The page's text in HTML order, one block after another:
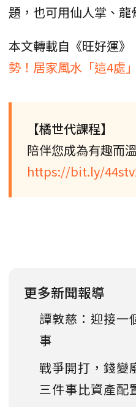
題，也可用仙人掌、龍
本文轉載自《旺好運》
勢！居家風水「這4處
【橘世代課程】
陪伴您成為有趣而
https://bit.ly/
更多新聞報導
譚敦慈：迎接一
事
戰爭開打，錢變
三件事比資產配